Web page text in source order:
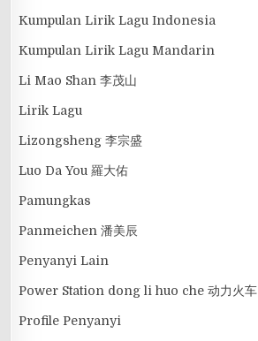
Kumpulan Lirik Lagu Indonesia
Kumpulan Lirik Lagu Mandarin
Li Mao Shan 李茂山
Lirik Lagu
Lizongsheng 李宗盛
Luo Da You 羅大佑
Pamungkas
Panmeichen 潘美辰
Penyanyi Lain
Power Station dong li huo che 动力火车
Profile Penyanyi